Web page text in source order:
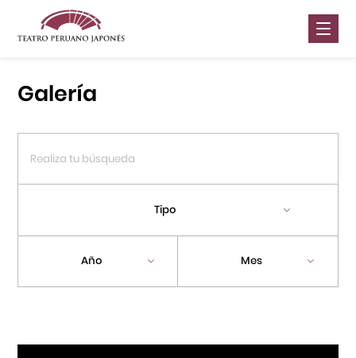
Centro Cultural Peruano Japonés
Galería
Tipo
Año Mes